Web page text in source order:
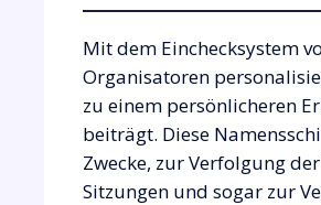
Mit dem Einchecksystem
Organisatoren
zu einem persönlicheren
beiträgt. Diese
Zwecke, zur Verfolgung
Sitzungen und sogar zur